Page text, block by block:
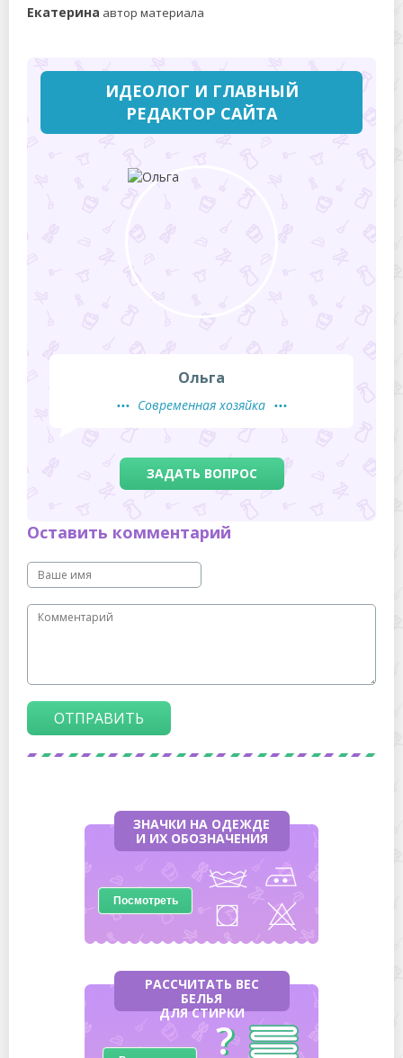
Екатерина автор материала
ИДЕОЛОГ И ГЛАВНЫЙ
РЕДАКТОР САЙТА
Ольга
Современная хозяйка
ЗАДАТЬ ВОПРОС
Оставить комментарий
ОТПРАВИТЬ
ЗНАЧКИ НА ОДЕЖДЕ
И ИХ ОБОЗНАЧЕНИЯ
Посмотреть
РАССЧИТАТЬ ВЕС
БЕЛЬЯ
ДЛЯ СТИРКИ